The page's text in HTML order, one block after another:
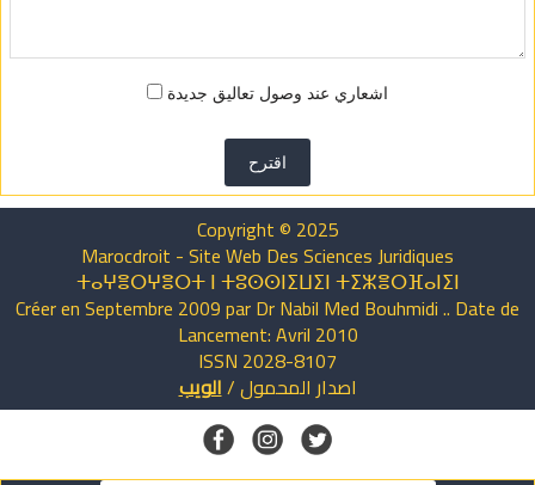
اشعاري عند وصول تعاليق جديدة
اقترح
Copyright © 2025
Marocdroit - Site Web Des Sciences Juridiques
ⵜⴰⵖⴻⵔⵖⴻⵔⵜ ⵏ ⵜⵓⵙⵙⵏⵉⵡⵉⵏ ⵜⵉⵣⴻⵔⴼⴰⵏⵉⵏ
Créer en Septembre 2009 par Dr Nabil Med Bouhmidi .. Date de
Lancement: Avril 2010
ISSN 2028-8107
اصدار المحمول/الويب